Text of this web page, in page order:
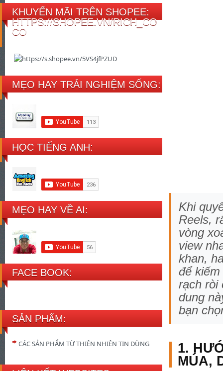
KHUYẾN MÃI TRÊN SHOPEE:
HTTPS://SHOPEE.VN/RICH_CO
CO
MẸO HAY TRẢI NGHIỆM SỐNG:
HỌC TIẾNG ANH:
MẸO HAY VỀ AI:
FACE BOOK:
SẢN PHẨM:
CÁC SẢN PHẨM TỪ THIÊN NHIÊN TIN DÙNG
Khi
Reels,
vòng
view
khan,
để
rạch ròi
dung
bạn
1.
MÚA,